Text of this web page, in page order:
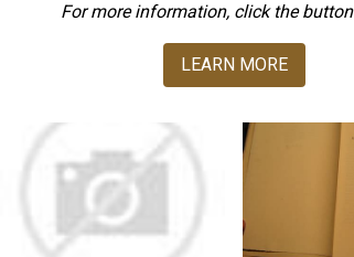
For more information, click the
LEARN MORE